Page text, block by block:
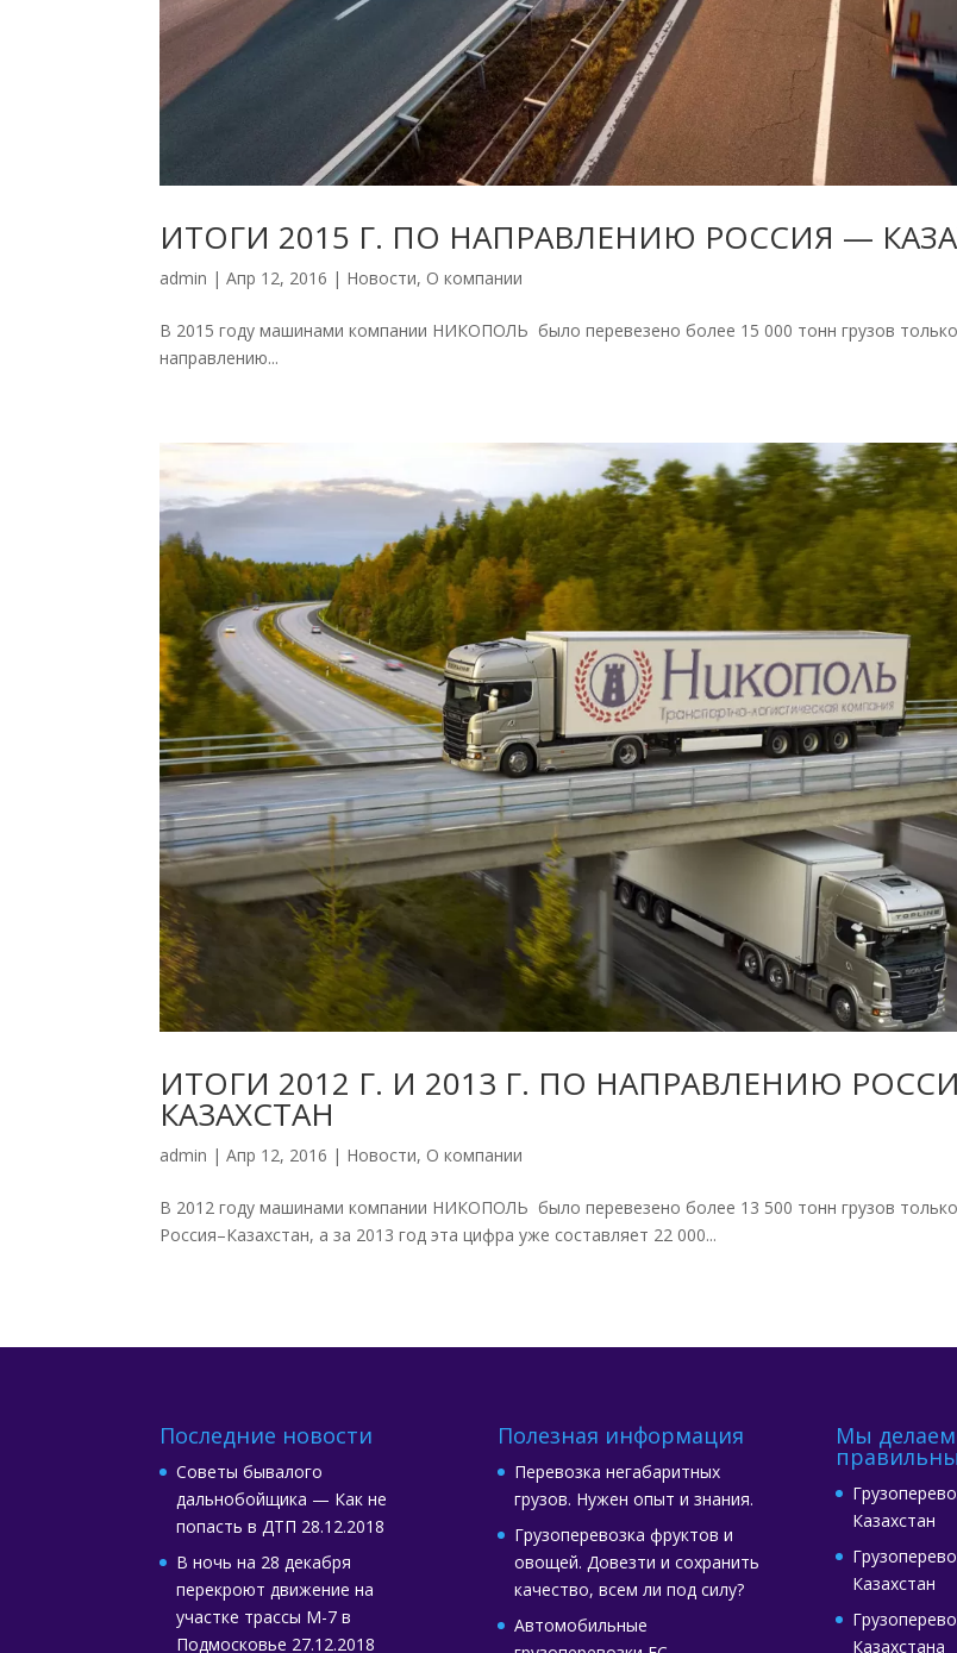
ИТОГИ 2015 Г. ПО НАПРАВЛЕНИЮ РОССИЯ —
admin |Апр 12, 2016 | Новости, О компании
В 2015 году машинами компании НИКОПОЛЬ было перевезено более 15 000 тонн грузов
направлению...
ИТОГИ 2012 Г. И 2013 Г. ПО НАПРАВЛЕНИЮ
КА3АХСТАН
admin |Апр 12, 2016 | Новости, О компании
В 2012 году машинами компании НИКОПОЛЬ было перевезено более 13 500 тонн грузов
Россия–Казахстан, а за 2013 год эта цифра уже составляет 22 000...
Последние новости
Советы бывалого
дальнобойщика — Как не
попасть в ДТП 28.12.2018
В ночь на 28 декабря
перекроют движение на
участке трассы М-7 в
Подмосковье 27.12.2018
Полезная информация
Перевозка негабаритных
грузов. Нужен опыт и знания.
Грузоперевозка фруктов и
овощей. Довезти и сохранить
качество, всем ли под силу?
Автомобильные
Мы
Казахстан
Казахстан
Казахстана